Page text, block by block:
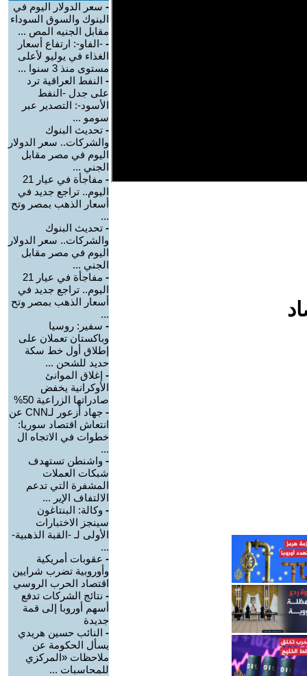
- سعر الدولار اليوم في
البنوك والسوق السوداء
مقابل الجنيه المص ...
- -الفاو-: ارتفاع أسعار
الغذاء في يوليو لأعلى
مستوى منذ 3 سنوا ...
- النفط العراقية ترد
على جدل -النفط
الأسود-: التصدير عبر
سومو ...
- تحديث البنوك
والشركات.. سعر الدولار
اليوم في مصر مقابل
الجني ...
-
مفاجأة في عيار 21
اليوم.. تراجع جديد في
أسعار الذهب بمصر وتح
...
- تحديث البنوك
والشركات.. سعر الدولار
اليوم في مصر مقابل
الجني ...
-
مفاجأة في عيار 21
اليوم.. تراجع جديد في
أسعار الذهب بمصر وتح
...
- سفير: روسيا
وباكستان تعملان على
إطلاق أول خط سكة
حديد للشحن ...
- إغلاق الموانئ
الأوكرانية يخفض
صادراتها الزراعية 50%
-
جهاد أزعور لـCNN عن
انتعاش اقتصاد سوريا:
خطوات في الاتجاه ال
...
- واشنطن تستهدف
شبكات العملات
المشفرة التي تدعم
الالتفاف الإير ...
- وكالة: البنتاغون
سينجز الاختبارات
الأولى لـ -القبة الذهبية-
...
- عقوبات أمريكية
وأوروبية تضرب شرايين
اقتصاد الحرب الروسي
- نتائج الشركات تدفع
أسهم أوروبا إلى قمة
جديدة
- النائب حسين هريدي
يسأل الحكومة عن
ملاحظات «المركزي
للمحاسبات ...